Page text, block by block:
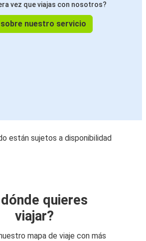
vez que viajas con nosotros?
nuestro servicio
están sujetos a disponibilidad
quieres
viajar?
mapa de viaje con más